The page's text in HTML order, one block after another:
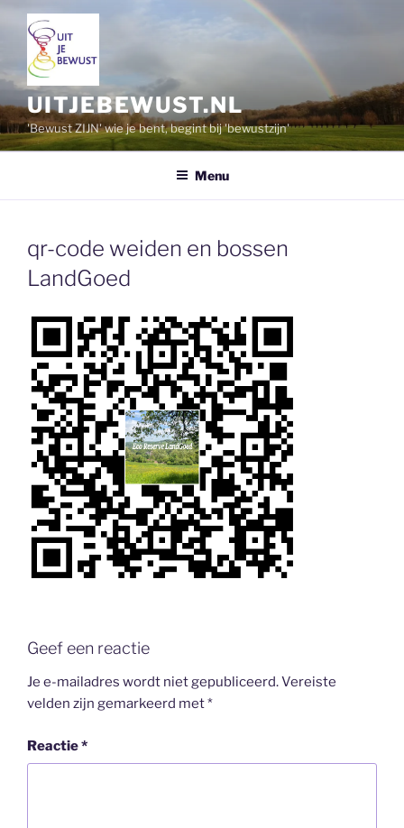
inhoud
UITJEBEWUST.NL
'Bewust ZIJN' wie je bent, begint bij 'bewustzijn'
Menu
qr-code weiden en bossen
LandGoed
Geef een reactie
Je e-mailadres wordt niet gepubliceerd.Vereiste
velden zijn gemarkeerd met*
Reactie*